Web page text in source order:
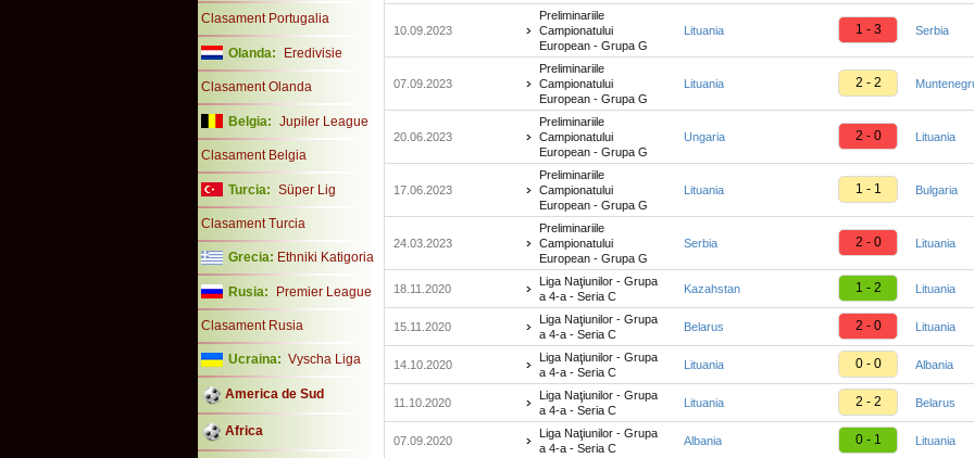
Clasament Portugalia
Olanda: Eredivisie
Clasament Olanda
Belgia: Jupiler League
Clasament Belgia
Turcia: Süper Lig
Clasament Turcia
Grecia: Ethniki Katigoria
Rusia: Premier League
Clasament Rusia
Ucraina: Vyscha Liga
America de Sud
Africa
10.09.2023
Preliminariile
Campionatului
European - Grupa G
Lituania 1 - 3 Serbia
07.09.2023
Preliminariile
Campionatului
European - Grupa G
Lituania 2 - 2
20.06.2023
Preliminariile
Campionatului
European - Grupa G
Ungaria 2 - 0 Lituania
17.06.2023
Preliminariile
Campionatului
European - Grupa G
Lituania 1 - 1 Bulgaria
24.03.2023
Preliminariile
Campionatului
European - Grupa G
Serbia 2 - 0 Lituania
18.11.2020
Liga Naţiunilor - Grupa
a 4-a - Seria C
Kazahstan 1 - 2 Lituania
15.11.2020
Liga Naţiunilor - Grupa
a 4-a - Seria C
Belarus 2 - 0 Lituania
14.10.2020
Liga Naţiunilor - Grupa
a 4-a - Seria C
Lituania 0 - 0 Albania
11.10.2020
Liga Naţiunilor - Grupa
a 4-a - Seria C
Lituania 2 - 2 Belarus
07.09.2020
Liga Naţiunilor - Grupa
a 4-a - Seria C
Albania 0 - 1 Lituania